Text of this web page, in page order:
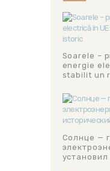
Soarele –
energie
stabilit un
Солнце —